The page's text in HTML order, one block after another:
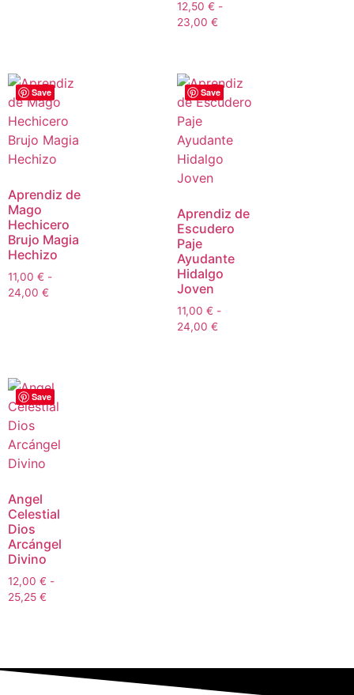
12,50 € -
23,00 €
Save
Aprendiz de
Mago
Hechicero
Brujo Magia
Hechizo
11,00 € -
24,00 €
Save
Aprendiz de
Escudero
Paje
Ayudante
Hidalgo
Joven
11,00 € -
24,00 €
Save
Angel
Celestial
Dios
Arcángel
Divino
12,00 € -
25,25 €